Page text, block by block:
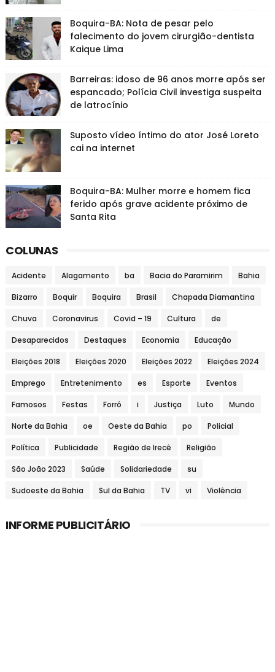
Boquira-BA: Nota de pesar pelo
falecimento do jovem cirurgião-dentista
Kaique Lima
Barreiras: idoso de 96 anos morre após ser
espancado; Polícia Civil investiga suspeita
de latrocínio
Suposto vídeo íntimo do ator José Loreto
cai na internet
Boquira-BA: Mulher morre e homem fica
ferido após grave acidente próximo de
Santa Rita
COLUNAS
Acidente Alagamento ba Bacia do Paramirim Bahia
Bizarro Boquir Boquira Brasil Chapada Diamantina
Chuva Coronavirus Covid – 19 Cultura de
Desaparecidos Destaques Economia Educação
Eleições 2018 Eleições 2020 Eleições 2022 Eleições 2024
Emprego Entretenimento es Esporte Eventos
Famosos Festas Forró i Justiça Luto Mundo
Norte da Bahia oe Oeste da Bahia po Policial
Política Publicidade Região de Irecê Religião
São João 2023 Saúde Solidariedade su
Sudoeste da Bahia Sul da Bahia TV vi Violência
INFORME PUBLICITÁRIO